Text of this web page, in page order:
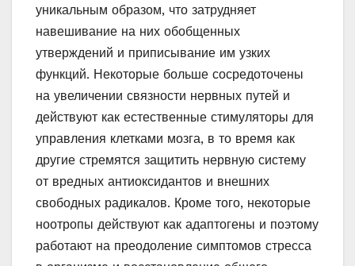
уникальным образом, что затрудняет
навешивание на них обобщенных
утверждений и приписывание им узких
функций. Некоторые больше сосредоточены
на увеличении связности нервных путей и
действуют как естественные стимуляторы для
управления клетками мозга, в то время как
другие стремятся защитить нервную систему
от вредных антиоксидантов и внешних
свободных радикалов. Кроме того, некоторые
ноотропы действуют как адаптогены и поэтому
работают на преодоление симптомов стресса